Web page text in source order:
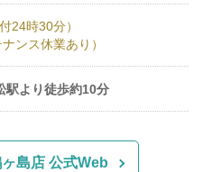
24時30分）
ンス休業あり）
駅より徒歩約10分
島店 公式Web